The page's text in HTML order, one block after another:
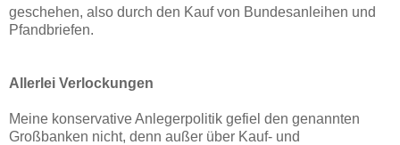
geschehen, also durch den Kauf von Bundesanleihen und
Pfandbriefen.
Allerlei Verlockungen
Meine konservative Anlegerpolitik gefiel den genannten
Großbanken nicht, denn außer über Kauf- und